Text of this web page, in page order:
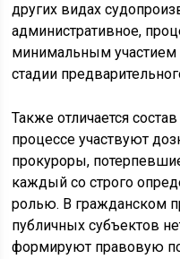
других видах
административное,
минимальным участием
стадии
Также отличается
процессе участвуют
прокуроры,
каждый со строго
ролью. В гражданском
публичных субъектов
формируют правовую